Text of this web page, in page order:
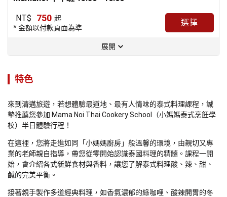
NT$ 750 起
* 金額以付款頁面為準
選擇
展開
特色
來到清邁旅遊，若想體驗最道地、最有人情味的泰式料理課程，誠
摯推薦您參加 Mama Noi Thai Cookery School（小媽媽泰式烹飪學
校）半日體驗行程！
在這裡，您將走進如同「小媽媽廚房」般溫馨的環境，由親切又專
業的老師親自指導，帶您從零開始認識泰國料理的精髓。課程一開
始，會介紹各式新鮮食材與香料，讓您了解泰式料理酸、辣、甜、
鹹的完美平衡。
接著親手製作多道經典料理，如香氣濃郁的綠咖哩、酸辣開胃的冬